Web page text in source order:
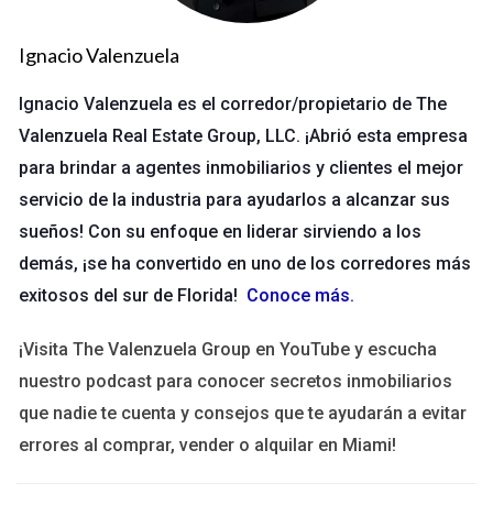
Aunque la tentación puede ser grande debido al atractivo del
precio, aquí es donde entra en juego la ética empresarial.
Primero, verifica la autenticidad del producto.
Si descubres que son falsificaciones, rechaza
educadamente la oferta.
Informa al cliente sobre las consecuencias legales que
podría enfrentar.
Este enfoque no solo protege tu negocio, sino que también
ayuda al cliente a comprender la gravedad de su propuesta.
La comunicación clara y directa puede hacer una gran
Estudio de Caso 2: Fraude en
Transacciones
El fraude puede presentarse en diversas formas, desde
Ignacio Valenzuela
Ignacio Valenzuela es el corredor/propietario de The
Valenzuela Real Estate Group, LLC. ¡Abrió esta empresa
para brindar a agentes inmobiliarios y clientes el mejor
servicio de la industria para ayudarlos a alcanzar sus
sueños! Con su enfoque en liderar sirviendo a los
demás, ¡se ha convertido en uno de los corredores más
exitosos del sur de Florida! Conoce más.
¡Visita The Valenzuela Group en YouTube y escucha
nuestro podcast para conocer secretos inmobiliarios
que nadie te cuenta y consejos que te ayudarán a evitar
errores al comprar, vender o alquilar en Miami!